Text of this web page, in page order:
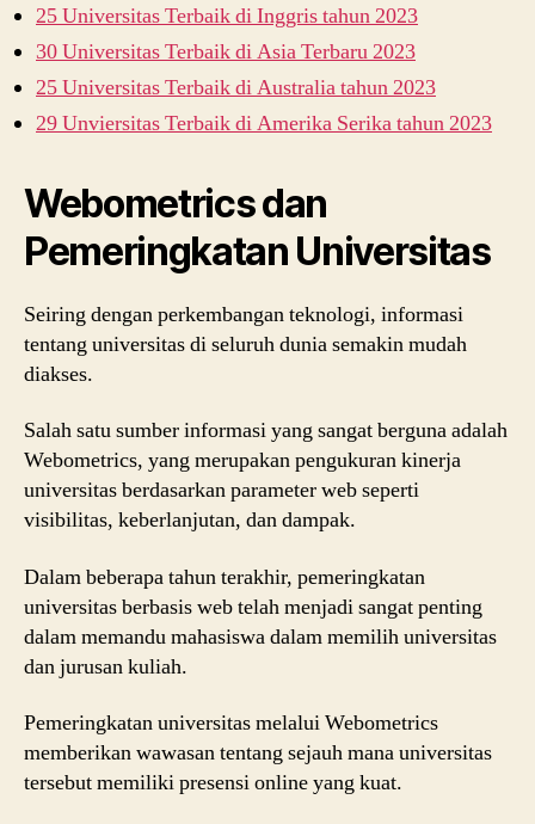
25 Universitas Terbaik di Inggris tahun 2023
30 Universitas Terbaik di Asia Terbaru 2023
25 Universitas Terbaik di Australia tahun 2023
29 Unviersitas Terbaik di Amerika Serika tahun 2023
Webometrics dan
Pemeringkatan Universitas
Seiring dengan perkembangan teknologi, informasi
tentang universitas di seluruh dunia semakin mudah
diakses.
Salah satu sumber informasi yang sangat berguna adalah
Webometrics, yang merupakan pengukuran kinerja
universitas berdasarkan parameter web seperti
visibilitas, keberlanjutan, dan dampak.
Dalam beberapa tahun terakhir, pemeringkatan
universitas berbasis web telah menjadi sangat penting
dalam memandu mahasiswa dalam memilih universitas
dan jurusan kuliah.
Pemeringkatan universitas melalui Webometrics
memberikan wawasan tentang sejauh mana universitas
tersebut memiliki presensi online yang kuat.